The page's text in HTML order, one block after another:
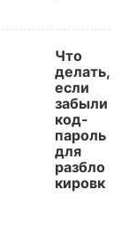
Что
делать,
если
забыли
код-
пароль
для
разбло
кировк